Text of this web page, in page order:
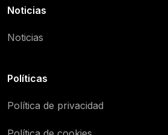
Noticias
Noticias
Políticas
Política de privacidad